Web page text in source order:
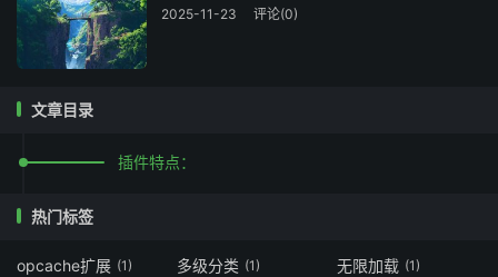
2025-11-23 评论(0)
文章目录
插件特点：
热门标签
opcache扩展 (1) 多级分类 (1) 无限加载 (1)